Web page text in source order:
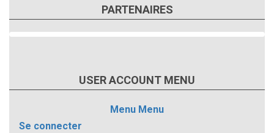
PARTENAIRES
USER ACCOUNT MENU
Menu Menu
Se connecter